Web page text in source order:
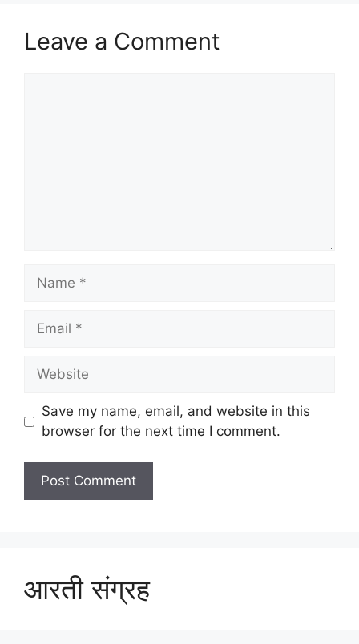
Leave a Comment
Name
Email
Website
Save my name, email, and website in this
browser for the next time I comment.
आरती संग्रह